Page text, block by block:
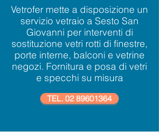
Vetrofer mette a disposizione un
servizio vetraio a Sesto San
Giovanni per interventi di
sostituzione vetri rotti di finestre,
porte interne, balconi e vetrine
negozi. Fornitura e posa di vetri
e specchi su misura
TEL. 02 89601364